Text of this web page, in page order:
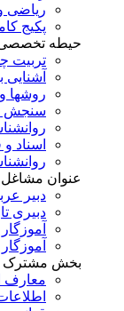
ریاضی
پکیج
حیطه
تربیت
روشها
سنجش و
اسناد
عنوان مشاغل
دبير
دبیری
آموزگار
بخش مشترک
معارف